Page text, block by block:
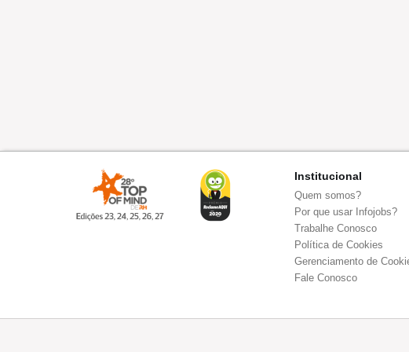
Institucional
Quem somos?
Por que usar Infojobs?
Trabalhe Conosco
Política de Cookies
Gerenciamento de
Fale Conosco